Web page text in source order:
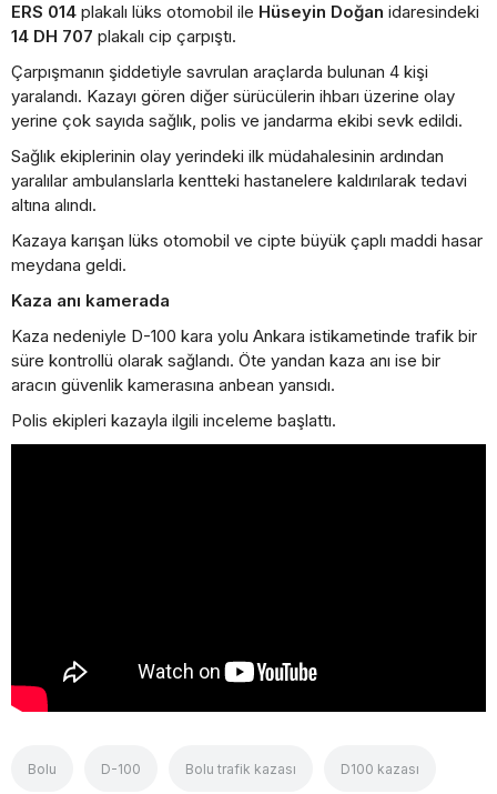
ERS 014 plakalı lüks otomobil ile Hüseyin Doğan idaresindeki
14 DH 707 plakalı cip çarpıştı.
Çarpışmanın şiddetiyle savrulan araçlarda bulunan 4 kişi
yaralandı. Kazayı gören diğer sürücülerin ihbarı üzerine olay
yerine çok sayıda sağlık, polis ve jandarma ekibi sevk edildi.
Sağlık ekiplerinin olay yerindeki ilk müdahalesinin ardından
yaralılar ambulanslarla kentteki hastanelere kaldırılarak tedavi
altına alındı.
Kazaya karışan lüks otomobil ve cipte büyük çaplı maddi hasar
meydana geldi.
Kaza anı kamerada
Kaza nedeniyle D-100 kara yolu Ankara istikametinde trafik bir
süre kontrollü olarak sağlandı. Öte yandan kaza anı ise bir
aracın güvenlik kamerasına anbean yansıdı.
Polis ekipleri kazayla ilgili inceleme başlattı.
Bolu D-100 Bolu trafik kazası D100 kazası